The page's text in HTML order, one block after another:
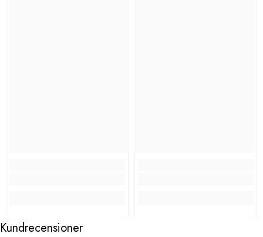
Kundrecensioner